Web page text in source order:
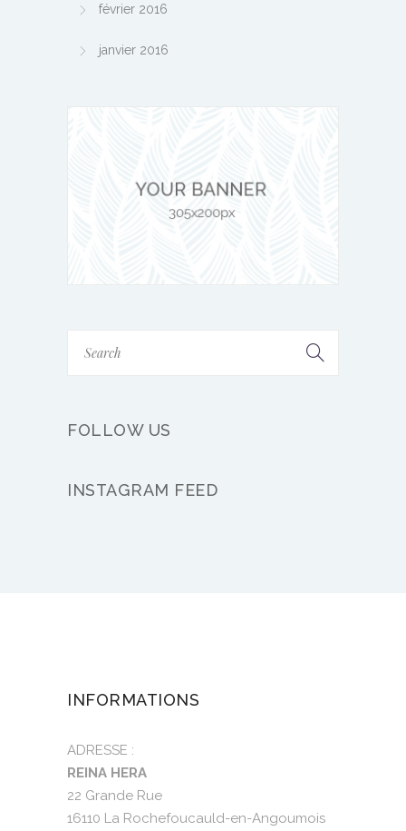
février 2016
janvier 2016
FOLLOW US
INSTAGRAM FEED
INFORMATIONS
ADRESSE :
REINA HERA
22 Grande Rue
16110 La Rochefoucauld-en-Angoumois